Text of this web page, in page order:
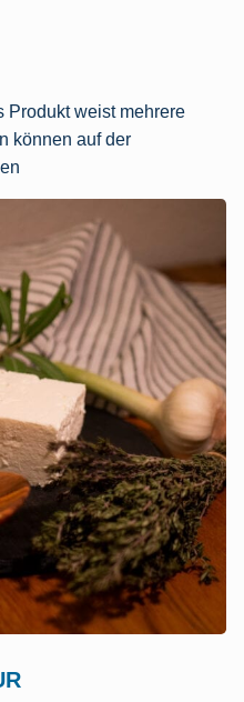
Produkt weist mehrere
können auf der